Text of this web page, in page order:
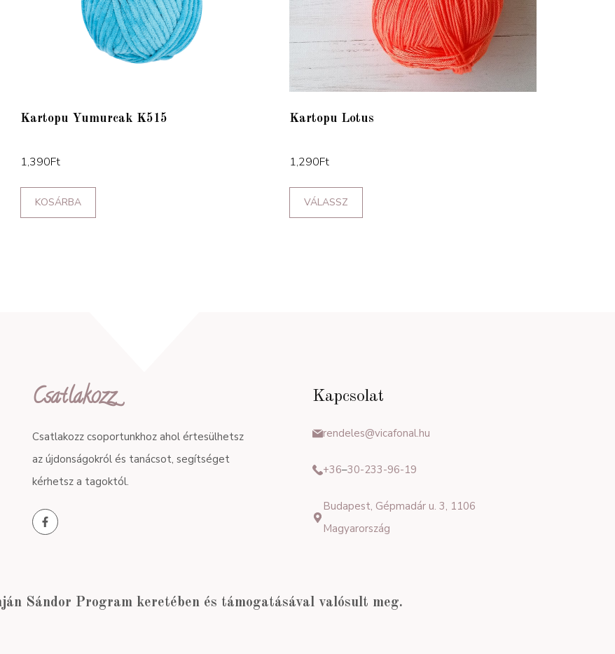
Kartopu Yumurcak K515
1,390Ft
KOSÁRBA
Kartopu Lotus
1,290Ft
VÁLASSZ
Csatlakozz
Csatlakozz csoportunkhoz ahol értesülhetsz
az újdonságokról és tanácsot, segítséget
kérhetsz a tagoktól.
Kapcsolat
rendeles@vicafonal.hu
+36–30-233-96-19
Budapest, Gépmadár u. 3, 1106
Magyarország
Sándor Program keretében és támogatásával valósult meg.